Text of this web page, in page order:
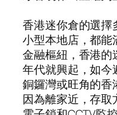
香港迷你倉的選擇
小型本地店，都能
金融樞紐，香港
年代就興起，如今
銅鑼灣或旺角的香
因為離家近，存